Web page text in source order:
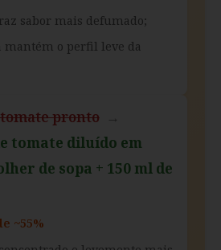
sabor mais defumado;
mantém o perfil leve da
pronto →
tomate diluído em
de sopa + 150 ml de
~55%